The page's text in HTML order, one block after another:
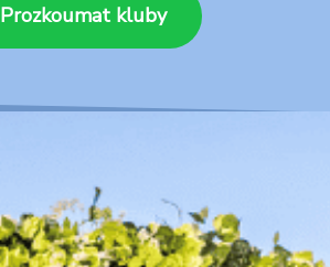
Prozkoumat kluby